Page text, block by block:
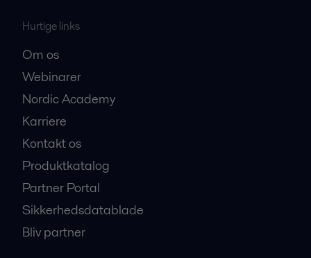
Hurtige links
Om os
Webinarer
Nordic Academy
Karriere
Kontakt os
Produktkatalog
Partner Portal
Sikkerhedsdatablade
Bliv partner